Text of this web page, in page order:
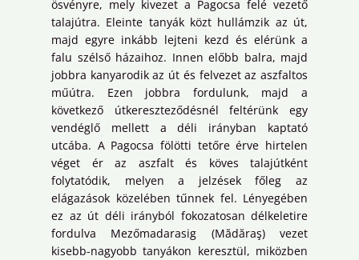
ösvényre, mely kivezet a Pagocsa felé vezető
talajútra. Eleinte tanyák közt hullámzik az út,
majd egyre inkább lejteni kezd és elérünk a
falu szélső házaihoz. Innen előbb balra, majd
jobbra kanyarodik az út és felvezet az aszfaltos
műútra. Ezen jobbra fordulunk, majd a
következő útkereszteződésnél feltérünk egy
vendéglő mellett a déli irányban kaptató
utcába. A Pagocsa fölötti tetőre érve hirtelen
véget ér az aszfalt és köves talajútként
folytatódik, melyen a jelzések főleg az
elágazások közelében tűnnek fel. Lényegében
ez az út déli irányból fokozatosan délkeletire
fordulva Mezőmadarasig (Mădăraş) vezet
kisebb-nagyobb tanyákon keresztül, miközben